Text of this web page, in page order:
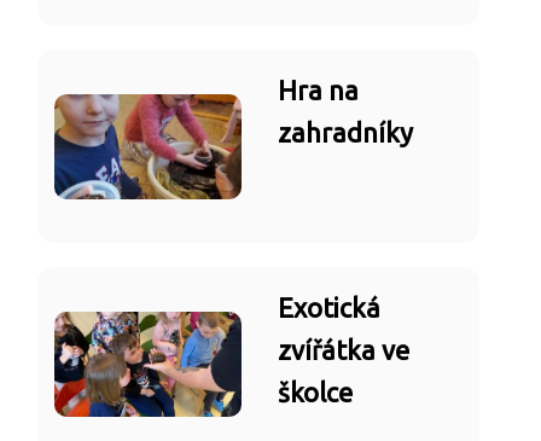
Hra na
zahradníky
Exotická
zvířátka ve
školce